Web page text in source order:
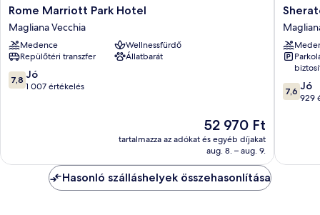
Rome
Marriott
Park
Hotel
Magliana
Vecchia
Rome Marriott Park Hotel
Magliana Vecchia
Medence
Wellnessfürdő
Repülőtéri transzfer
Állatbarát
7.8
ennyiből:
7,8 Jó
1 007 értékelés
Az
ár
52 970 Ft
52 970 Ft
tartalmazza az adókat és egyéb díjakat
aug. 8. – aug. 9.
Rome
Parco
de’
Medici
Vecchia
7.6
7,6 Jó
929
Hasonló szálláshelyek összehasonlítása